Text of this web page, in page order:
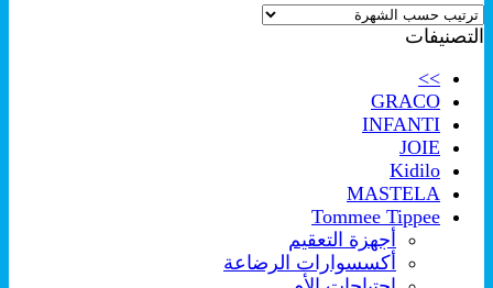
حسب
التصنيفات
>>
GRACO
INFANTI
JOIE
Kidilo
MASTELA
Tommee Tippee
أجهزة التعقيم
أكسسوارات الرضاعة